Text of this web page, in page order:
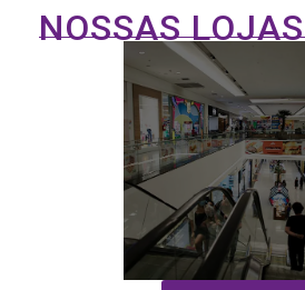
NOSSAS LOJAS